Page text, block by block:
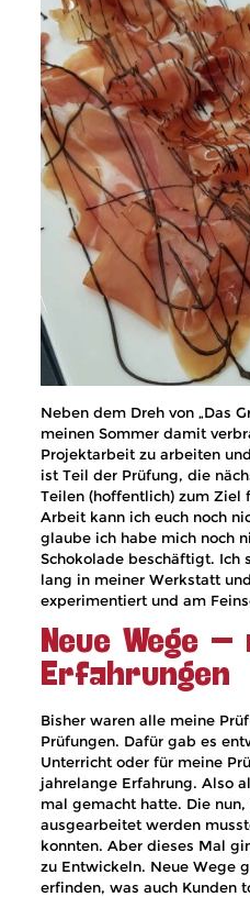
Neben dem Dreh von „Das
meinen Sommer damit
Projektarbeit zu arbeiten
ist Teil der Prüfung, die
Teilen (hoffentlich) zum Ziel
Arbeit kann ich euch noch
glaube ich habe mich noch
Schokolade beschäftigt. Ich
lang in meiner Werkstatt
experimentiert und am
Neue Wege –
Erfahrungen
Bisher waren alle meine
Prüfungen. Dafür gab es
Unterricht oder für meine
jahrelange Erfahrung. Also
mal gemacht hatte. Die
ausgearbeitet werden
konnten. Aber dieses Mal
zu Entwickeln. Neue Wege
erfinden, was auch Kunden